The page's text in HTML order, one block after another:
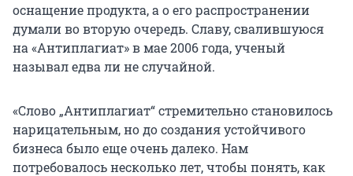
оснащение продукта, а о его распространении
думали во вторую очередь. Славу, свалившуюся
на «Антиплагиат» в мае 2006 года, ученый
называл едва ли не случайной.
«Слово „Антиплагиат“ стремительно становилось
нарицательным, но до создания устойчивого
бизнеса было еще очень далеко. Нам
потребовалось несколько лет, чтобы понять, как